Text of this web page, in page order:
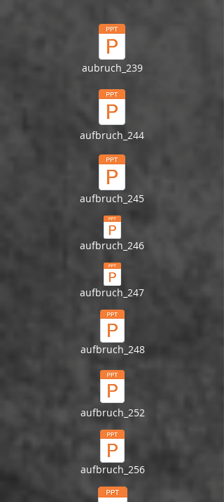
aubruch_239
aufbruch_244
aufbruch_245
aufbruch_246
aufbruch_247
aufbruch_248
aufbruch_252
aufbruch_256